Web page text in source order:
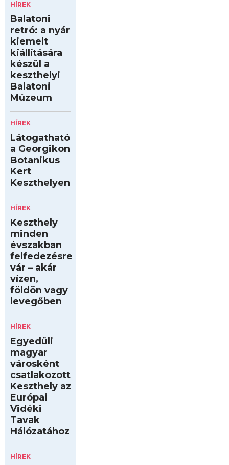
HÍREK
Balatoni
retró: a nyár
kiemelt
kiállítására
készül a
keszthelyi
Balatoni
Múzeum
HÍREK
Látogatható
a Georgikon
Botanikus
Kert
Keszthelyen
HÍREK
Keszthely
minden
évszakban
felfedezésre
vár – akár
vízen,
földön vagy
levegőben
HÍREK
Egyedüli
magyar
városként
csatlakozott
Keszthely az
Európai
Vidéki
Tavak
Hálózatához
HÍREK